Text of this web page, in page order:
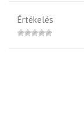
Értékelés